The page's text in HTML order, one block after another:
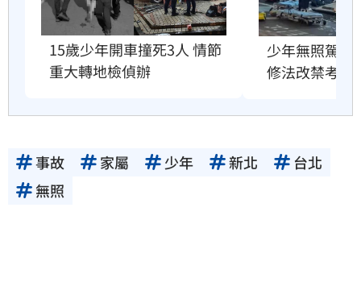
15歲少年開車撞死3人 情節
重大轉地檢偵辦
少年無照駕車
修法改禁考期
事故 家屬 少年 新北
台北
無照